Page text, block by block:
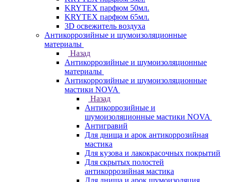
KRYTEX парфюм 50мл.
KRYTEX парфюм 65мл.
3D освежитель воздуха
Антикоррозийные и шумоизоляционные
материалы
Назад
Антикоррозийные и шумоизоляционные
материалы
Антикоррозийные и шумоизоляционные
мастики NOVA
Назад
Антикоррозийные и
шумоизоляционные мастики NOVA
Антигравий
Для днища и арок антикоррозийная
мастика
Для кузова и лакокрасочных покрытий
Для скрытых полостей
антикоррозийная мастика
Для днища и арок шумоизоляция